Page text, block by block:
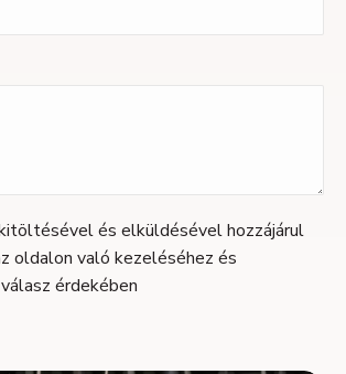
és elküldésével hozzájárul
oldalon való kezeléséhez és
érdekében